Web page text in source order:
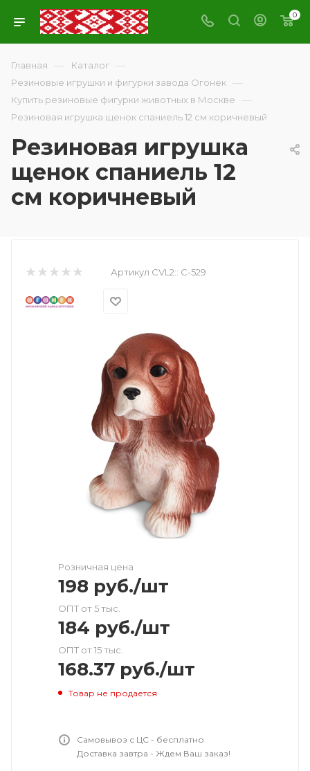
0
Главная — Каталог —
Резиновые игрушки и фигурки завода Огонек —
Купить резиновые фигурки животных в Москве —
Резиновая игрушка щенок спаниель 12 см коричневый
Резиновая игрушка
щенок спаниель 12
см коричневый
Артикул CVL2:: С-529
Розничная цена
198 руб./шт
ОПТ от 5 тыс.
184 руб./шт
ОПТ от 15 тыс.
168.37 руб./шт
Товар не продается
Самовывоз с ЦС - бесплатно
Доставка завтра - Ждем Ваш заказ!